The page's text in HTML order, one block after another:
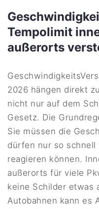
Tempolimit
außerorts
2026 hängen direkt
nicht nur auf dem
Gesetz. Die
Sie müssen die
dürfen nur so schnell
reagieren können.
außerorts für viele
keine Schilder etwas
Autobahnen kann es